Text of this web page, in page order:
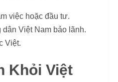
việc hoặc đầu tư.
Việt Nam bảo lãnh.
Việt.
Khỏi Việt